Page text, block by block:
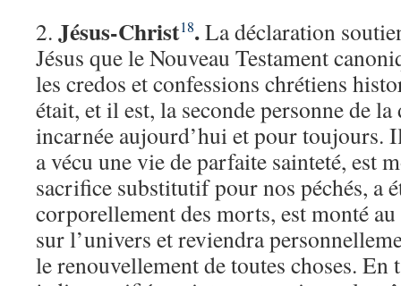
2. Jésus-Christ18.La déclaration
Jésus que le Nouveau Testament
les credos et confessions chrétiens
était, et il est, la seconde personne de
incarnée aujourd’hui et pour toujours.
a vécu une vie de parfaite sainteté, est
sacrifice substitutif pour nos péchés, a
corporellement des morts, est monté
sur l’univers et reviendra
le renouvellement de toutes choses.